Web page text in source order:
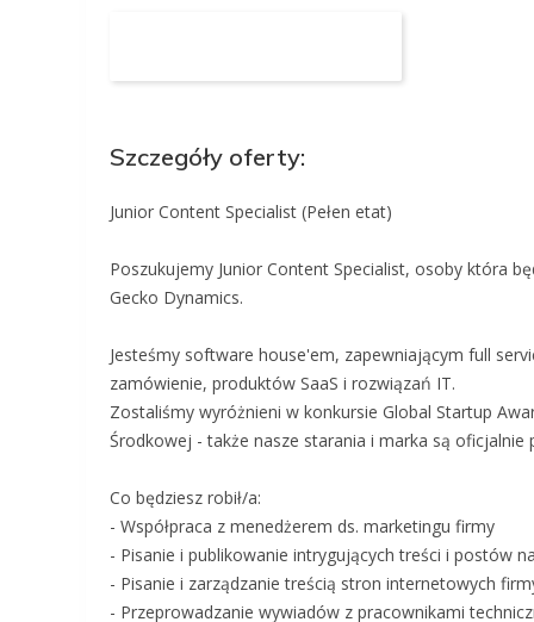
Szczegóły oferty:
Junior Content Specialist (Pełen etat)
Poszukujemy Junior Content Specialist, osoby która
Gecko Dynamics.
Jesteśmy software house'em, zapewniającym full
zamówienie, produktów SaaS i rozwiązań IT.
Zostaliśmy wyróżnieni w konkursie Global Startup
Środkowej - także nasze starania i marka są oficjalnie
Co będziesz robił/a:
- Współpraca z menedżerem ds. marketingu firmy
- Pisanie i publikowanie intrygujących treści i postów
- Pisanie i zarządzanie treścią stron internetowych
- Przeprowadzanie wywiadów z pracownikami